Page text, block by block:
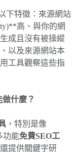
下特徵：來源網站
高、與你的網
成且沒有被操縱
以及來源網站本
工具觀察這些指
什麼？
，特別是像
功能免費SEO工
還提供關鍵字研